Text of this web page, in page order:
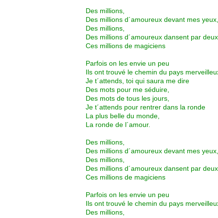
Des millions,
Des millions d´amoureux devant mes yeux,
Des millions,
Des millions d´amoureux dansent par
Ces millions de magiciens
Parfois on les envie un peu
Ils ont trouvé le chemin du pays
Je t´attends, toi qui saura me dire
Des mots pour me séduire,
Des mots de tous les jours,
Je t´attends pour rentrer dans la ronde
La plus belle du monde,
La ronde de l´amour.
Des millions,
Des millions d´amoureux devant mes yeux,
Des millions,
Des millions d´amoureux dansent par
Ces millions de magiciens
Parfois on les envie un peu
Ils ont trouvé le chemin du pays
Des millions,